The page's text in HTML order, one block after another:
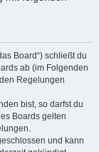
Board“) schließt du
ab (im Folgenden
Regelungen
bist, so darfst du
Boards gelten
und kann